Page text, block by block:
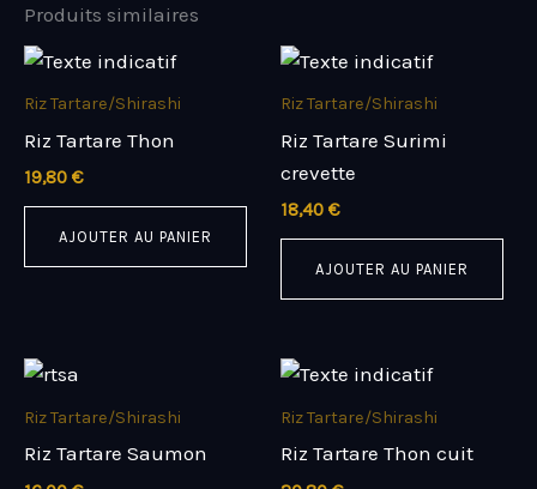
Produits similaires
Riz Tartare/Shirashi
Riz Tartare Thon
19,80 €
AJOUTER AU PANIER
Riz Tartare/Shirashi
Riz Tartare Surimi
crevette
18,40 €
AJOUTER AU PANIER
Riz Tartare/Shirashi
Riz Tartare Saumon
Riz Tartare/Shirashi
Riz Tartare Thon cuit